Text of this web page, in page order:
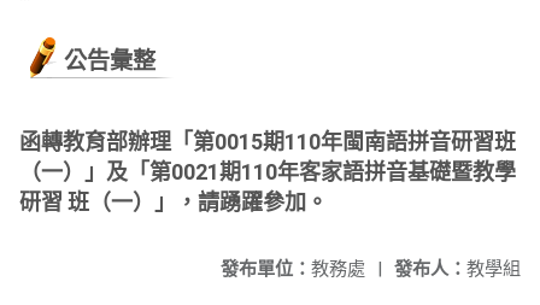
公告彙整
函轉教育部辦理「第0015期110年閩南語拼音研習班
（一）」及「第0021期110年客家語拼音基礎暨教學
研習 班（一）」，請踴躍參加。
發布人： 教學組
發布單位： 教務處 |